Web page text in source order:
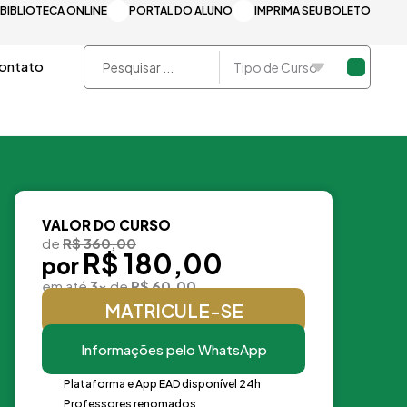
IMPRIMA SEU BOLETO
PORTAL DO ALUNO
BIBLIOTECA ONLINE
Pesquisar
...
VALOR DO CURSO
de R$ 360,00
por R$ 180,00
em até3xdeR$ 60,00
MATRICULE-SE
Informações pelo WhatsApp
Plataforma e App EAD disponível 24h
Professores renomados